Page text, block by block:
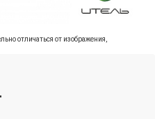
отличаться от изображения,